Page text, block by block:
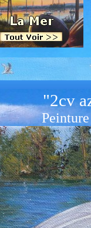
"2cv